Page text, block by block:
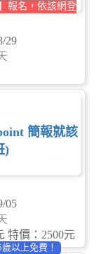
報名，依該網登
29
簡報就該
)
05
特價：2500元
以上免費！